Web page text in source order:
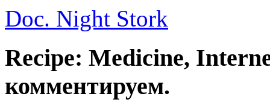
Doc. Night Stork
Recipe: Medicine,
комментируем.